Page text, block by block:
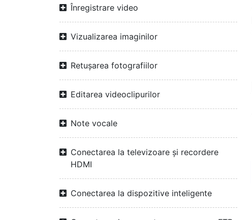
Înregistrare video
Vizualizarea imaginilor
Retușarea fotografiilor
Editarea videoclipurilor
Note vocale
Conectarea la televizoare și recordere
HDMI
Conectarea la dispozitive inteligente